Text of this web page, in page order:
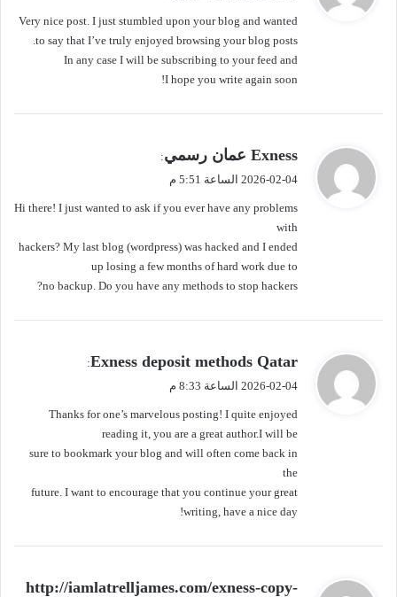
ل
Very nice post. I just stumbled upon your blog and wanted
to say that I’ve truly enjoyed browsing your blog posts.
In any case I will be subscribing to your feed and
I hope you write again soon!
ي
ل
Exness عمان رسمي
:
2026-02-04 الساعة 5:51 م
Hi there! I just wanted to ask if you ever have any problems
with
hackers? My last blog (wordpress) was hacked and I ended
up losing a few months of hard work due to
no backup. Do you have any methods to stop hackers?
ي
ل
Exness deposit methods Qatar
:
2026-02-04 الساعة 8:33 م
Thanks for one’s marvelous posting! I quite enjoyed
reading it, you are a great author.I will be
sure to bookmark your blog and will often come back in
the
future. I want to encourage that you continue your great
writing, have a nice day!
http://iamlatrelljames.com/exness-copy-